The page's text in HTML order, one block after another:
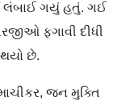
લંબાઈ ગયું હતું. ગઈ
ફગાવી દીધી
થયો છે.
જન મુક્તિ